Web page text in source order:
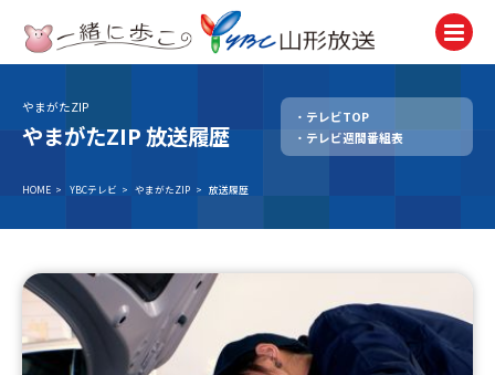
テレビ
TV
ラジオ
News
アナウンサー
Announcer
やまがたZIP
やまがたZIP 放送履歴
テレビTOP
テレビ週間番組表
HOME > YBCテレビ > やまがたZIP > 放送履歴